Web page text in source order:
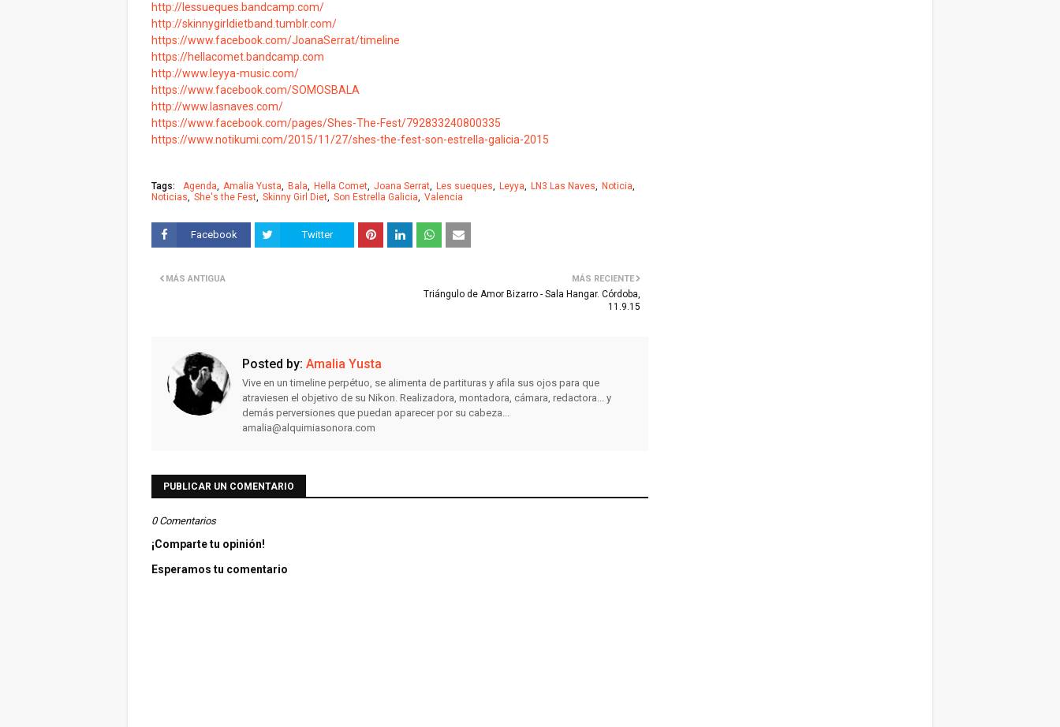
http://lessueques.bandcamp.com/
http://skinnygirldietband.tumblr.com/
https://www.facebook.com/JoanaSerrat/timeline
https://hellacomet.bandcamp.com
http://www.leyya-music.com/
https://www.facebook.com/SOMOSBALA
http://www.lasnaves.com/
https://www.facebook.com/pages/Shes-The-Fest/792833240800335
https://www.notikumi.com/2015/11/27/shes-the-fest-son-estrella-galicia-2015
Tags: Agenda Amalia Yusta Bala Hella Comet Joana Serrat Les sueques Leyya LN3 Las Naves
Noticia
Noticias
She's the Fest Skinny Girl Diet Son Estrella Galicia Valencia
Facebook Twitter
MÁS RECIENTE
Triángulo de Amor Bizarro - Sala Hangar. Córdoba,
11.9.15
MÁS ANTIGUA
Posted by: Amalia Yusta
Vive en un timeline perpétuo, se alimenta de partituras y afila sus ojos para que
atraviesen el objetivo de su Nikon. Realizadora, montadora, cámara, redactora... y
demás perversiones que puedan aparecer por su cabeza...
amalia@alquimiasonora.com
PUBLICAR UN COMENTARIO
0 Comentarios
¡Comparte tu opinión!
Esperamos tu comentario